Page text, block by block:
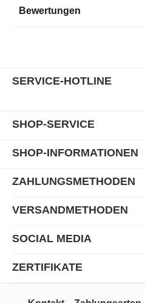
Bewertungen
SERVICE-HOTLINE
SHOP-SERVICE
SHOP-INFORMATIONEN
ZAHLUNGSMETHODEN
VERSANDMETHODEN
SOCIAL MEDIA
ZERTIFIKATE